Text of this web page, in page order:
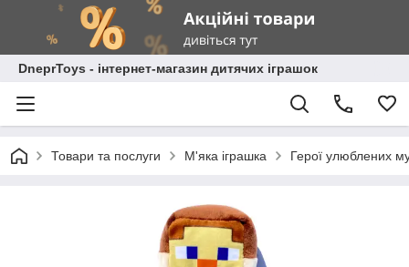
DneprToys - інтернет-магазин дитячих іграшок
Товари та послуги М'яка іграшка Герої улюблених